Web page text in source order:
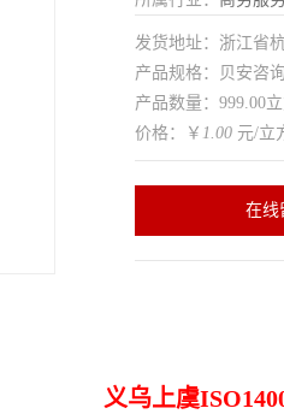
发货地址：浙江省
产品规格：贝安咨询
产品数量：999.00
价格：￥ 1.00 元/立
在线
义乌上虞